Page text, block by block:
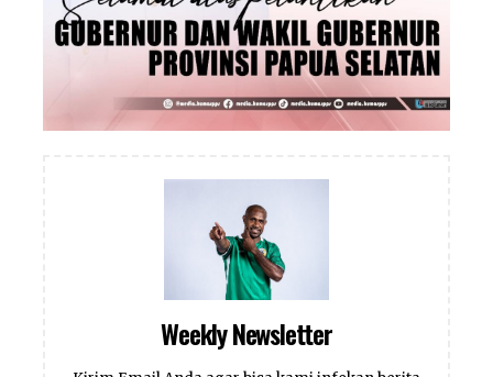
Weekly Newsletter